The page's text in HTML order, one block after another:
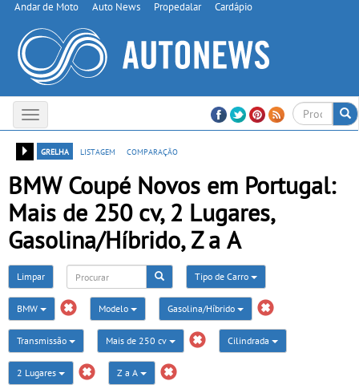
Andar de Moto Auto News Propedalar Cardápio
Toggle
navigation
grelha
listagem comparação
BMW Coupé Novos em Portugal:
Mais de 250 cv, 2 Lugares,
Gasolina/Híbrido, Z a A
Limpar Tipo de Carro
BMW Modelo Gasolina/Híbrido
Transmissão Mais de 250 cv Cilindrada
2 Lugares Z a A